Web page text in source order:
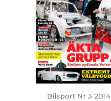
Snabbvy
Bilsport Nr 3 2014